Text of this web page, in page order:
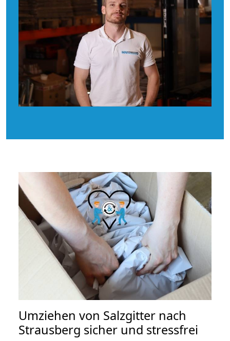
Umziehen von Salzgitter nach
Strausberg sicher und stressfrei